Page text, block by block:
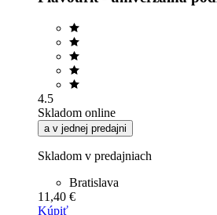
4.5
Skladom online
a v jednej predajni
Skladom v predajniach
Bratislava
11,40 €
Kúpiť